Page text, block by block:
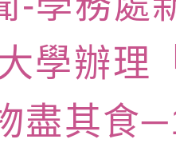
院辦理「
位及節水達
日(星期六
祈福系列
」
地景藝術
藝術巡演
國民及學前
學辦理
盡其食